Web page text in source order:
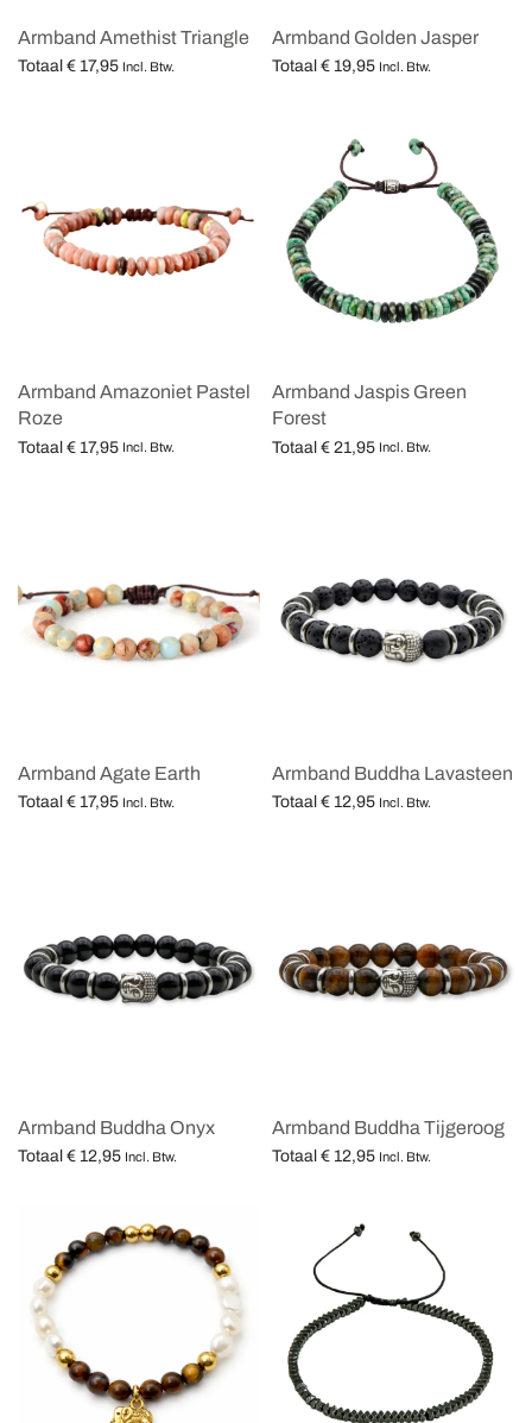
Armband Amethist Triangle
Totaal € 17,95 Incl. Btw.
Armband Golden Jasper
Totaal € 19,95 Incl. Btw.
Armband Amazoniet Pastel
Roze
Totaal € 17,95 Incl. Btw.
Armband Jaspis Green
Forest
Totaal € 21,95 Incl. Btw.
Armband Agate Earth
Totaal € 17,95 Incl. Btw.
Armband Buddha Lavasteen
Totaal € 12,95 Incl. Btw.
Armband Buddha Onyx
Totaal € 12,95 Incl. Btw.
Armband Buddha Tijgeroog
Totaal € 12,95 Incl. Btw.